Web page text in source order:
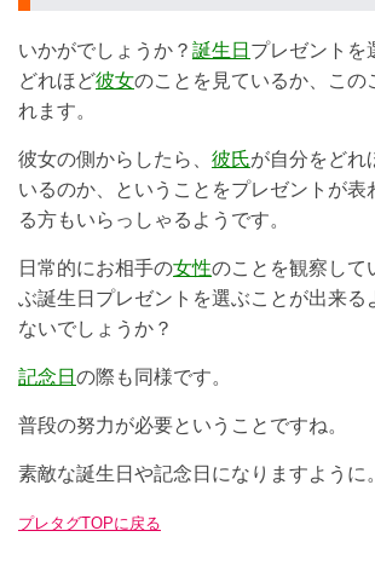
いかがでしょうか？ 誕生日 プレゼントを
どれほど彼女のことを見ているか、この
れます。
彼女の側からしたら、 彼氏が自分をどれ
いるのか、ということをプレゼントが表
る方もいらっしゃるようです。
日常的にお相手の女性のことを観察して
ぶ誕生日プレゼントを選ぶことが出来る
ないでしょうか？
記念日 の際も同様です。
普段の努力が必要ということですね。
素敵な誕生日や記念日になりますように。
プレタグTOPに戻る